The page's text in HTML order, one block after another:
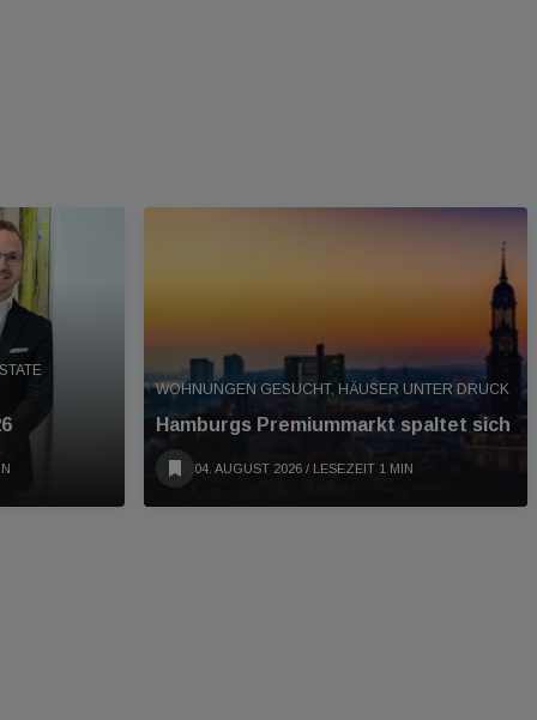
WOHNUNGEN GESUCHT, HÄUSER UNTER DRUCK
Hamburgs Premiummarkt spaltet sich
04. AUGUST 2026 / LESEZEIT 1 MIN